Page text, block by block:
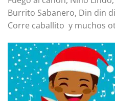
Burrito Sabanero, Din din
Corre caballito y muchos